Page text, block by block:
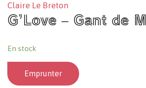
Claire Le Breton
G’Love – Gant de
En stock
Emprunter